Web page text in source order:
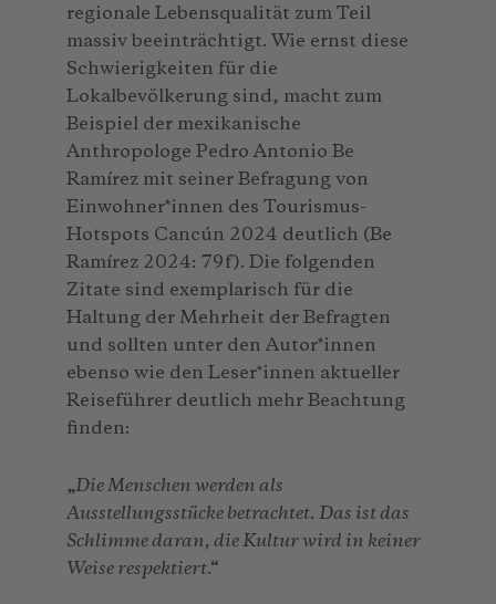
regionale Lebensqualität zum Teil
massiv beeinträchtigt. Wie ernst diese
Schwierigkeiten für die
Lokalbevölkerung sind, macht zum
Beispiel der mexikanische
Anthropologe Pedro Antonio Be
Ramírez mit seiner Befragung von
Einwohner*innen des Tourismus-
Hotspots Cancún 2024 deutlich (Be
Ramírez 2024: 79f). Die folgenden
Zitate sind exemplarisch für die
Haltung der Mehrheit der Befragten
und sollten unter den Autor*innen
ebenso wie den Leser*innen aktueller
Reiseführer deutlich mehr Beachtung
finden:
„Die Menschen werden als
Ausstellungsstücke betrachtet. Das ist das
Schlimme daran, die Kultur wird in keiner
Weise respektiert.“